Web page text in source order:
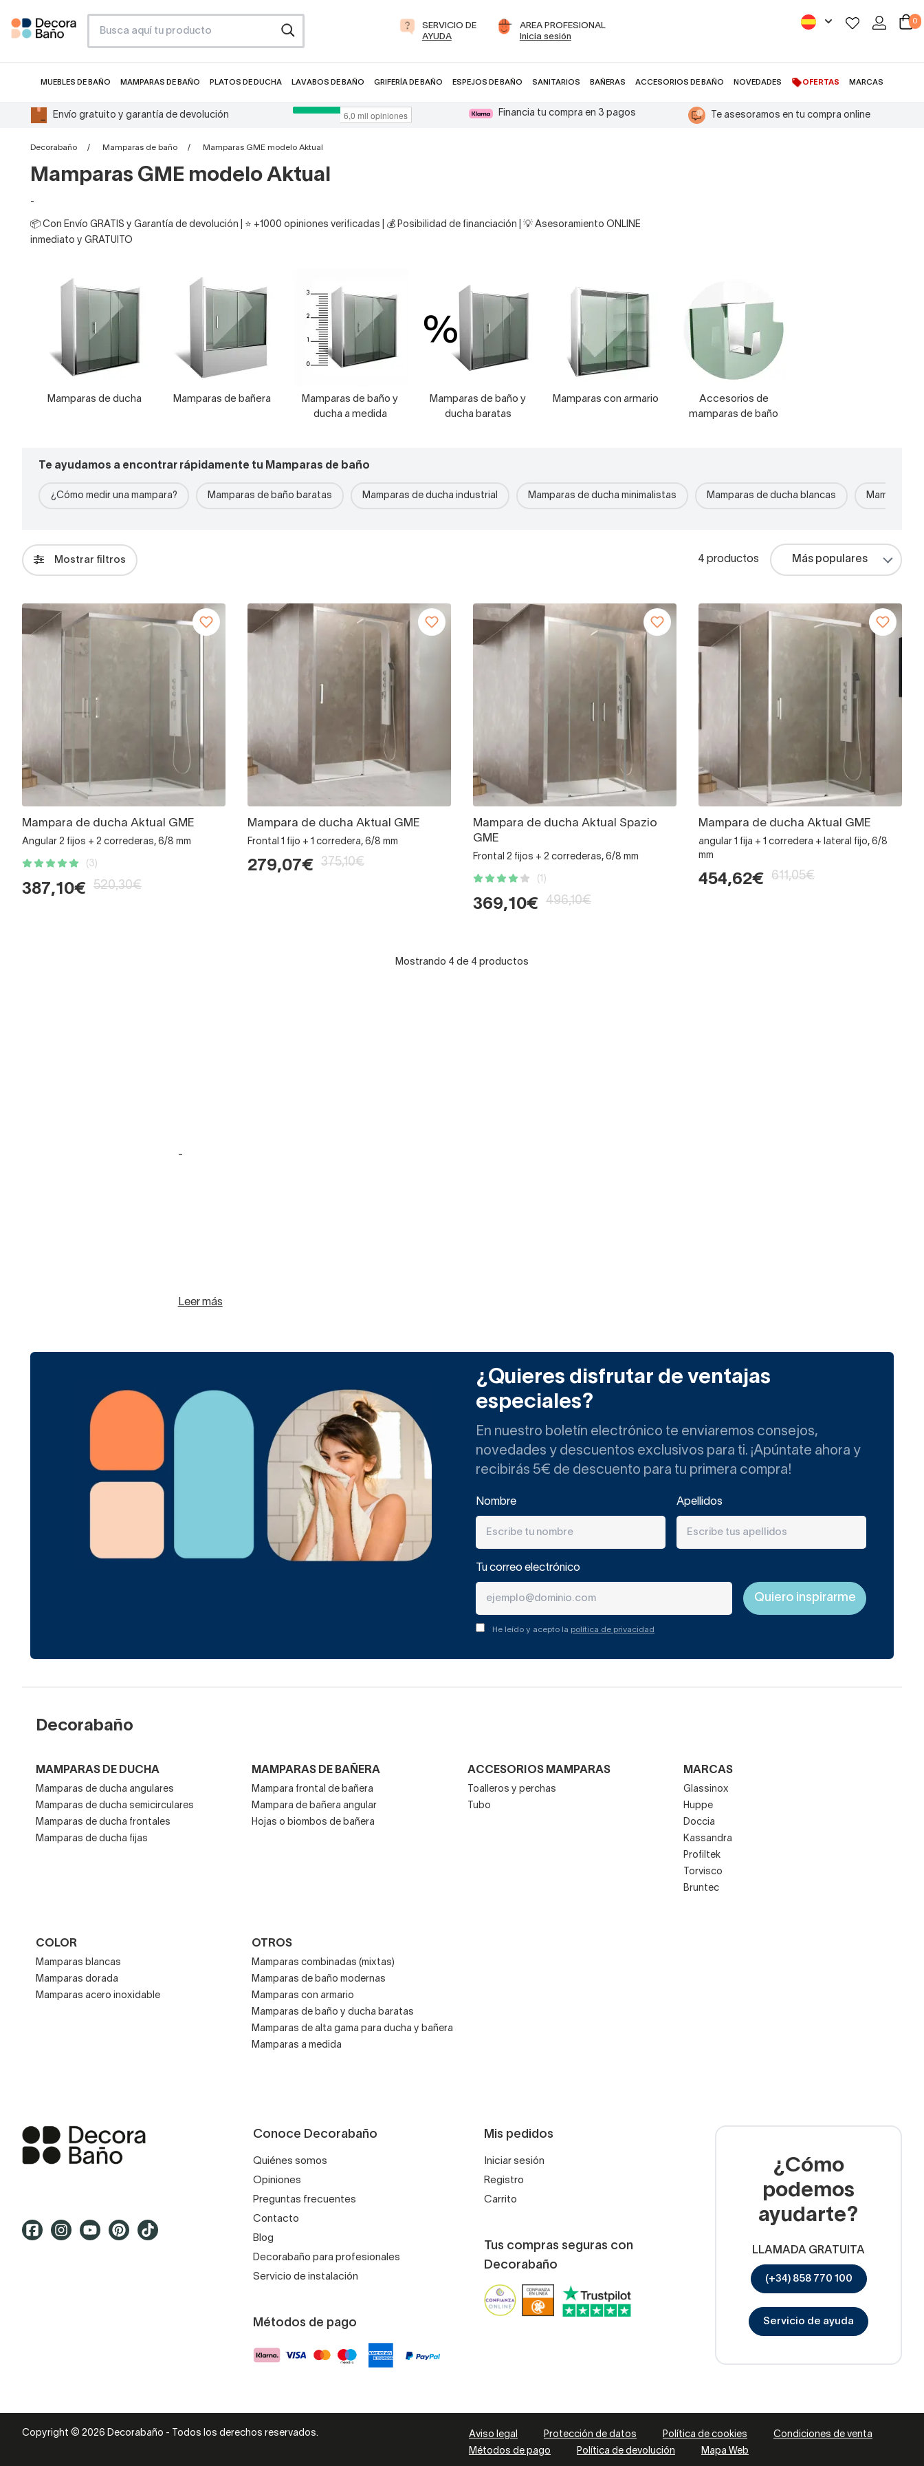
SERVICIO DE
AYUDA
AREA PROFESIONAL
Inicia sesión
0
MUEBLES DE BAÑO MAMPARAS DE BAÑO PLATOS DE DUCHA LAVABOS DE BAÑO GRIFERÍA DE BAÑO ESPEJOS DE BAÑO SANITARIOS BAÑERAS ACCESORIOS DE BAÑO NOVEDADES OFERTAS MARCAS
Envío gratuito y garantía de devolución Financia tu compra en 3 pagos Te asesoramos en tu compra online
Decorabaño Mamparas de baño Mamparas GME modelo Aktual
Mamparas GME modelo Aktual
-
📦 Con Envío GRATIS y Garantía de devolución | ⭐ +1000 opiniones verificadas | 💰 Posibilidad de financiación | 💡 Asesoramiento ONLINE
inmediato y GRATUITO
Mamparas de ducha Mamparas de bañera
Mamparas de baño y
ducha a medida
Mamparas de baño y
ducha baratas
Mamparas con armario
Accesorios de
mamparas de baño
Te ayudamos a encontrar rápidamente tu Mamparas de baño
¿Cómo medir una mampara? Mamparas de baño baratas Mamparas de ducha industrial Mamparas de ducha minimalistas Mamparas de ducha blancas Mamparas
Mostrar filtros 4 productos
Mampara de ducha Aktual GME
Angular 2 fijos + 2 correderas, 6/8 mm
(3)
387,10€ 520,30€
Mampara de ducha Aktual GME
Frontal 1 fijo + 1 corredera, 6/8 mm
279,07€ 375,10€
Mampara de ducha Aktual Spazio
GME
Frontal 2 fijos + 2 correderas, 6/8 mm
(1)
369,10€ 496,10€
Mampara de ducha Aktual GME
angular 1 fija + 1 corredera + lateral fijo, 6/8
mm
454,62€ 611,05€
Mostrando 4 de 4 productos
-
Leer más
¿Quieres disfrutar de ventajas
especiales?
En nuestro boletín electrónico te enviaremos consejos,
novedades y descuentos exclusivos para ti. ¡Apúntate ahora y
recibirás 5€ de descuento para tu primera compra!
Nombre Apellidos
Tu correo electrónico
He leído y acepto la política de privacidad
Decorabaño
MAMPARAS DE DUCHA
Mamparas de ducha angulares
Mamparas de ducha semicirculares
Mamparas de ducha frontales
Mamparas de ducha fijas
MAMPARAS DE BAÑERA
Mampara frontal de bañera
Mampara de bañera angular
Hojas o biombos de bañera
ACCESORIOS MAMPARAS
Toalleros y perchas
Tubo
MARCAS
Glassinox
Huppe
Doccia
Kassandra
Profiltek
Torvisco
Bruntec
COLOR
Mamparas blancas
Mamparas dorada
Mamparas acero inoxidable
OTROS
Mamparas combinadas (mixtas)
Mamparas de baño modernas
Mamparas con armario
Mamparas de baño y ducha baratas
Mamparas de alta gama para ducha y bañera
Mamparas a medida
Conoce Decorabaño
Quiénes somos
Opiniones
Preguntas frecuentes
Contacto
Blog
Decorabaño para profesionales
Servicio de instalación
Métodos de pago
Mis pedidos
Iniciar sesión
Registro
Carrito
Tus compras seguras con
Decorabaño
¿Cómo
podemos
ayudarte?
LLAMADA GRATUITA
(+34) 858 770 100
Servicio de ayuda
Copyright © 2026 Decorabaño - Todos los derechos reservados. Aviso legal Protección de datos Política de cookies
Condiciones de venta
Métodos de pago
Política de devolución Mapa Web